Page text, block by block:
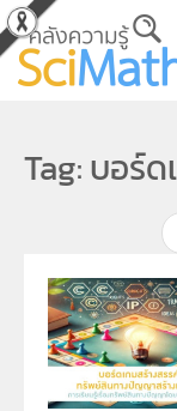
Skip to main
Tag: บอร์